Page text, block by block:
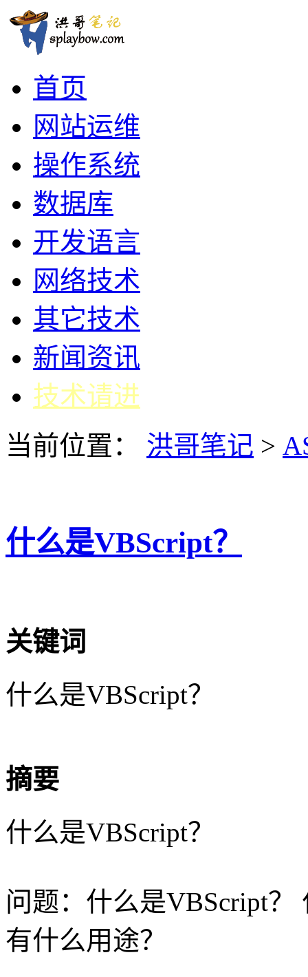
首页
网站运维
操作系统
数据库
开发语言
网络技术
其它技术
新闻资讯
技术请进
当前位置：
洪哥笔记 >
什么是VBScript？
关键词
什么是VBScript？
摘要
什么是VBScript？
问题：什么是VBScript？
有什么用途？